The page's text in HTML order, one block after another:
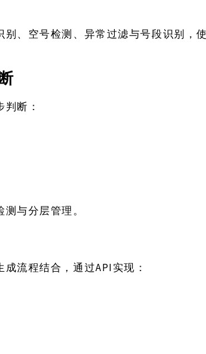
、空号检测、异常过滤与号段识别，
断：
与分层管理。
成流程结合，通过API实现：